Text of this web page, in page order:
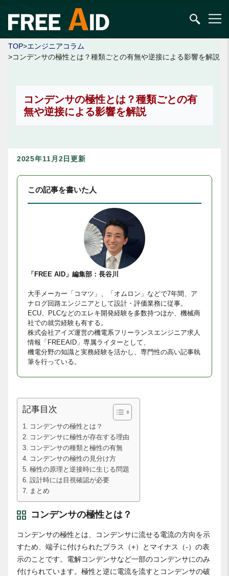
TOP>エンジニアコラム
>コンデンサの極性とは？種類ごとの有無や逆接による影響を解説
コンデンサの極性とは？種類ごとの有
無や逆接による影響を解説
2025年11月2日更新
この記事を書いた人
「FREE AID」編集部：長谷川
大手メーカー「コマツ」、「オムロン」などで7年間、ア
ナログ回路エンジニアとして設計・評価業務に従事。
ECU、PLCなどのエレキ開発経験を多数持つほか、機械商
社での就労経験も有する。
株式会社アイズ運営の機電系フリーランスエンジニア求人
情報「FREEAID」専属ライターとして、
機電分野の知識と実務経験を活かし、専門性の高い記事執
筆を行っている。
記事目次
コンデンサの極性とは？
コンデンサに極性が存在する理由
コンデンサの種類と極性の有無
コンデンサの極性の見分け方
極性の原理と逆接時に生じる問題
設計時には目視確認が必要
まとめ
コンデンサの極性とは？
コンデンサの極性とは、コンデンサに流せる電流の方向を示
すため、端子に付けられたプラス（+）とマイナス（-）の表
示のことです。電解コンデンサなど一部のコンデンサにのみ
付けられています。極性と逆に電流を流すとコンデンサの破